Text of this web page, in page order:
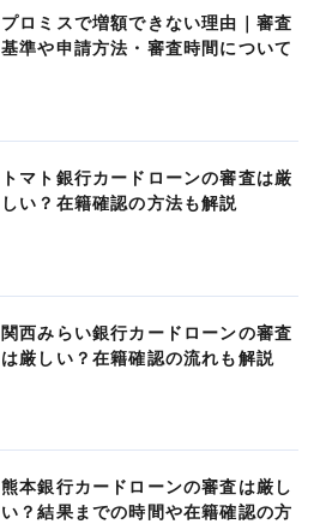
プロミスで増額できない理由｜審査
基準や申請方法・審査時間について
トマト銀行カードローンの審査は厳
しい？在籍確認の方法も解説
関西みらい銀行カードローンの審査
は厳しい？在籍確認の流れも解説
熊本銀行カードローンの審査は厳し
い？結果までの時間や在籍確認の方